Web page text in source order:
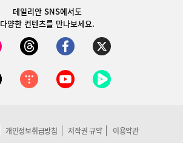
데일리안 SNS에서도
다양한 컨텐츠를 만나보세요.
개인정보취급방침 저작권 규약 이용약관